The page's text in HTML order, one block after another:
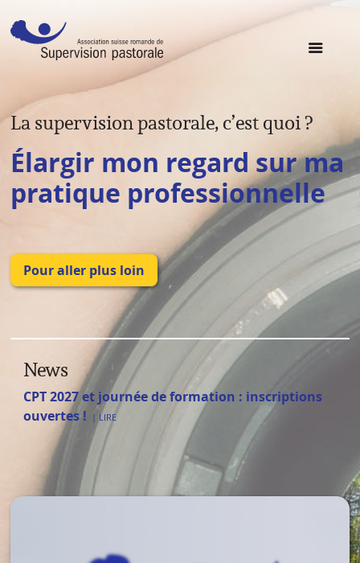
La supervision pastorale, c’est quoi ?
Élargir mon regard sur ma
pratique professionnelle
Pour aller plus loin
News
CPT 2027 et journée de formation : inscriptions
ouvertes !